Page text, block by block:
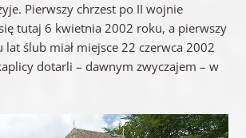
Pierwszy chrzest po II wojnie
tutaj 6 kwietnia 2002 roku, a pierwszy
ślub miał miejsce 22 czerwca 2002
dotarli – dawnym zwyczajem – w